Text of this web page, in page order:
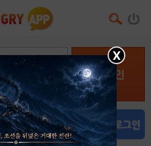
로그인
X